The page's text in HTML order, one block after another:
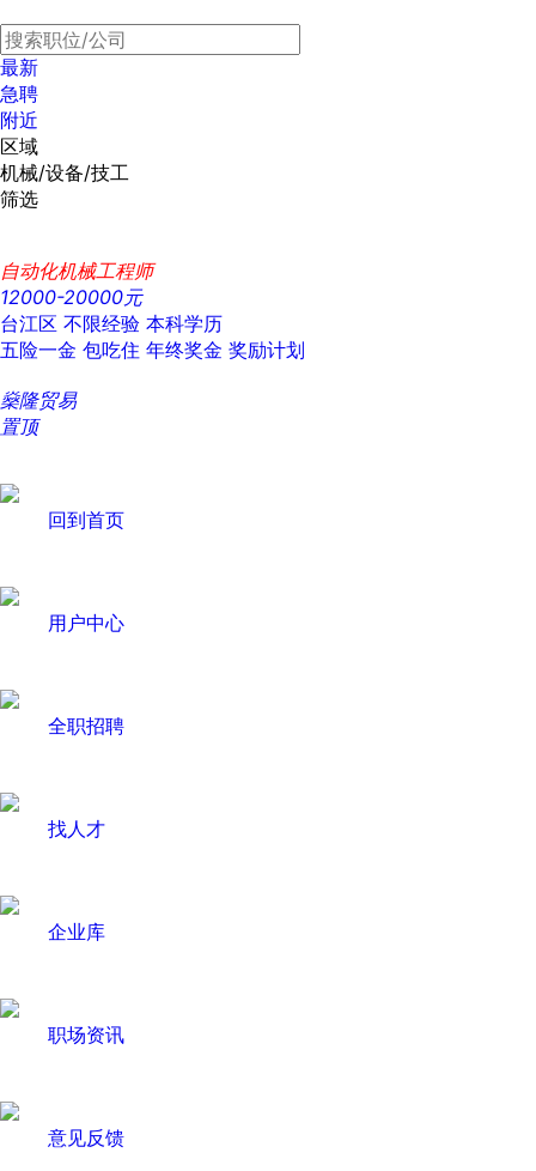
最新
急聘
附近
区域
机械/设备/技工
筛选
自动化机械工程师
12000-20000元
台江区 不限经验 本科学历
五险一金 包吃住 年终奖金 奖励计划
燊隆贸易
置顶
回到首页
用户中心
全职招聘
找人才
企业库
职场资讯
意见反馈